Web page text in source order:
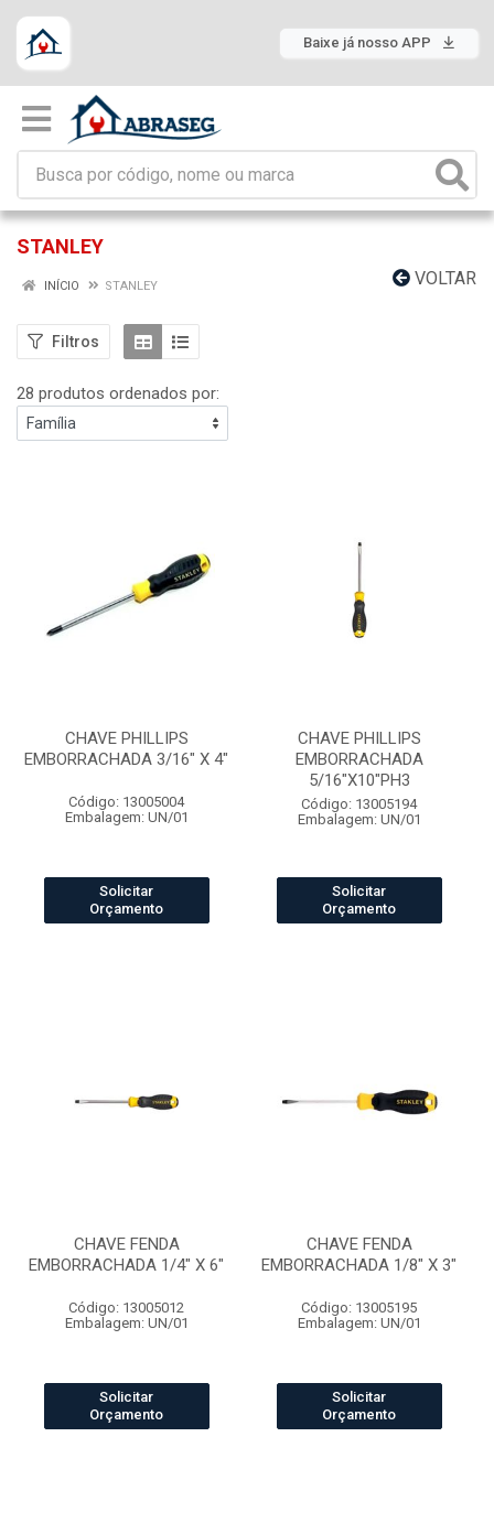
Baixe já nosso APP
STANLEY
VOLTAR
INÍCIO STANLEY
Filtros
28 produtos ordenados por:
CHAVE PHILLIPS
EMBORRACHADA 3/16" X 4"
Código: 13005004
Embalagem: UN/01
Solicitar
Orçamento
CHAVE PHILLIPS
EMBORRACHADA
5/16"X10"PH3
Código: 13005194
Embalagem: UN/01
Solicitar
Orçamento
CHAVE FENDA
EMBORRACHADA 1/4" X 6"
Código: 13005012
Embalagem: UN/01
Solicitar
Orçamento
CHAVE FENDA
EMBORRACHADA 1/8" X 3"
Código: 13005195
Embalagem: UN/01
Solicitar
Orçamento